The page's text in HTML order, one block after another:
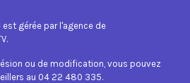
gérée par l'agence de
ou de modification, vous pouvez
au 04 22 480 335.